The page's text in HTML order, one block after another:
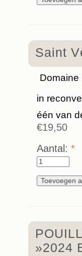
Saint
Domaine
in
één van
€19,50
Aantal: *
»2024